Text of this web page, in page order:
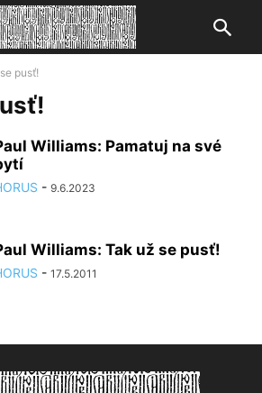
pusť!
Williams: Pamatuj na své
- 9.6.2023
Williams: Tak už se pusť!
- 17.5.2011